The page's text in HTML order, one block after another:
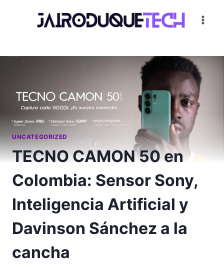
UNCATEGORIZED
TECNO CAMON 50 en
Colombia: Sensor Sony,
Inteligencia Artificial y
Davinson Sánchez a la
cancha